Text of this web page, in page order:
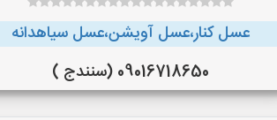
عسل کنار،عسل آویشن،عسل سیاهدانه
09016718650 (سنندج )